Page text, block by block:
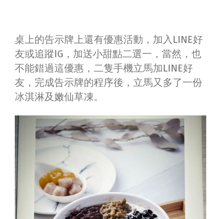
桌上的告示牌上還有優惠活動，加入LINE好
友或追蹤IG，加送小甜點二選一，當然，也
不能錯過這優惠，二隻手機立馬加LINE好
友，完成告示牌的程序後，立馬又多了一份
冰淇淋及嫩仙草凍。